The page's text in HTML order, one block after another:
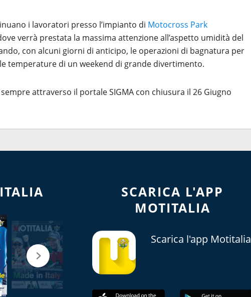
i lavoratori presso l’impianto di Motocross Park
verrà prestata la massima attenzione all’aspetto umidità del
con alcuni giorni di anticipo, le operazioni di bagnatura per
temperature di un weekend di grande divertimento.
attraverso il portale SIGMA con chiusura il 26 Giugno
SCARICA L'APP
MOTITALIA
Scarica l'app Motitalia